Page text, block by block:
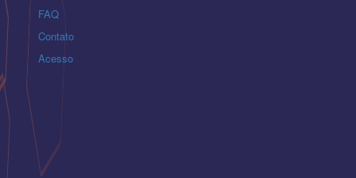
FAQ
Contato
Acesso